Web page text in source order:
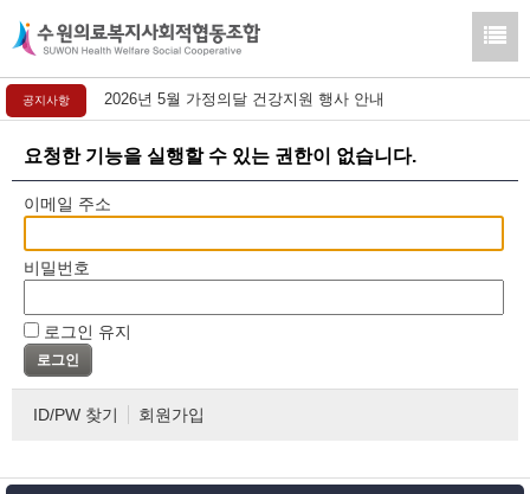
공지사항 2026년 5월 가정의달 건강지원 행사 안내
요청한 기능을 실행할 수 있는 권한이 없습니다.
이메일 주소
비밀번호
로그인 유지
ID/PW 찾기 회원가입